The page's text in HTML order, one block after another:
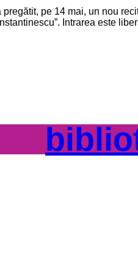
pe 14 mai, un nou
Intrarea este